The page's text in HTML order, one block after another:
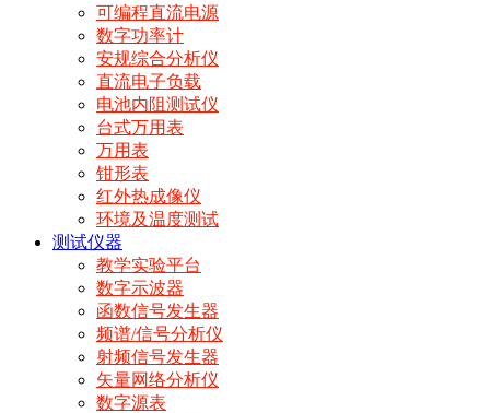
可编程直流电源
数字功率计
安规综合分析仪
直流电子负载
电池内阻测试仪
台式万用表
万用表
钳形表
红外热成像仪
环境及温度测试
测试仪器
教学实验平台
数字示波器
函数信号发生器
频谱/信号分析仪
射频信号发生器
矢量网络分析仪
数字源表